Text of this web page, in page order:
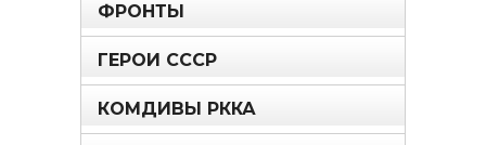
ФРОНТЫ
ГЕРОИ СССР
КОМДИВЫ РККА